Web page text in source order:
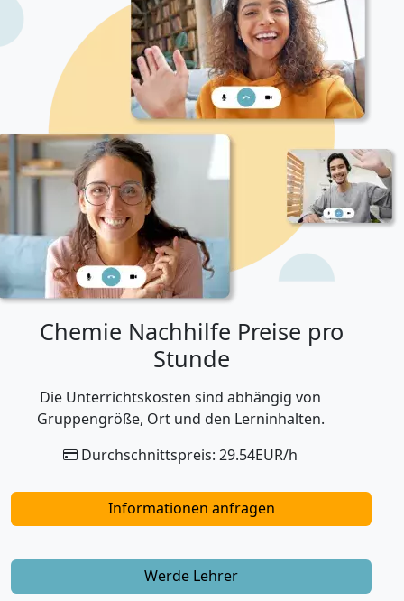
Chemie Nachhilfe Preise pro
Stunde
Die Unterrichtskosten sind abhängig von
Gruppengröße, Ort und den Lerninhalten.
Durchschnittspreis: 29.54EUR/h
Informationen anfragen
Werde Lehrer